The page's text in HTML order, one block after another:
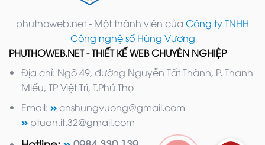
phuthoweb.net - Một thành viên của Công ty TNHH
Công nghệ số Hùng Vương
PHUTHOWEB.NET - THIẾT KẾ WEB CHUYÊN NGHIỆP
Địa chỉ: Ngõ 49, đường Nguyễn Tất Thành, P. Thanh
Miếu, TP Việt Trì, T.Phú Thọ
Email:
cnshungvuong@gmail.com
ptuan.it.32@gmail.com